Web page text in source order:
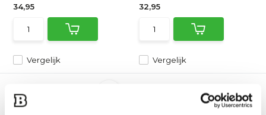
Vergelijk
34,95
Vergelijk
32,95